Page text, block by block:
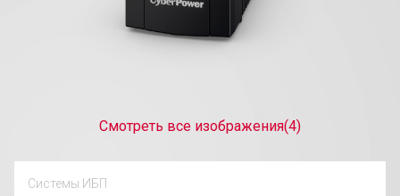
Смотреть все изображения(4)
Системы ИБП